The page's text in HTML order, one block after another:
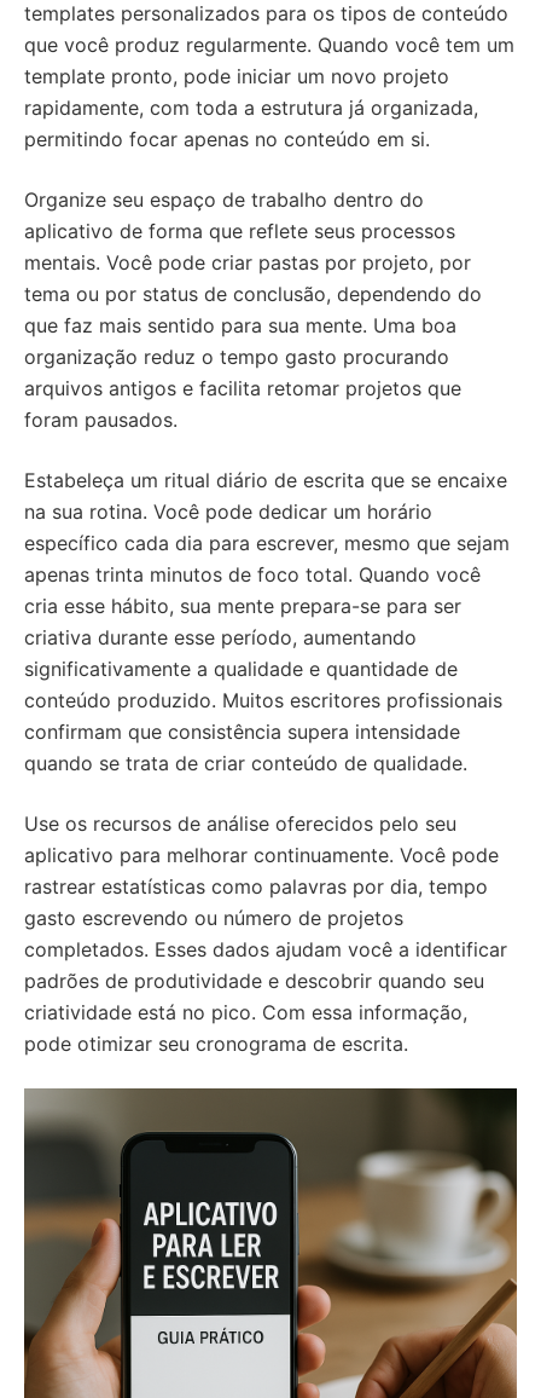
templates personalizados para os tipos de conteúdo
que você produz regularmente. Quando você tem um
template pronto, pode iniciar um novo projeto
rapidamente, com toda a estrutura já organizada,
permitindo focar apenas no conteúdo em si.
Organize seu espaço de trabalho dentro do
aplicativo de forma que reflete seus processos
mentais. Você pode criar pastas por projeto, por
tema ou por status de conclusão, dependendo do
que faz mais sentido para sua mente. Uma boa
organização reduz o tempo gasto procurando
arquivos antigos e facilita retomar projetos que
foram pausados.
Estabeleça um ritual diário de escrita que se encaixe
na sua rotina. Você pode dedicar um horário
específico cada dia para escrever, mesmo que sejam
apenas trinta minutos de foco total. Quando você
cria esse hábito, sua mente prepara-se para ser
criativa durante esse período, aumentando
significativamente a qualidade e quantidade de
conteúdo produzido. Muitos escritores profissionais
confirmam que consistência supera intensidade
quando se trata de criar conteúdo de qualidade.
Use os recursos de análise oferecidos pelo seu
aplicativo para melhorar continuamente. Você pode
rastrear estatísticas como palavras por dia, tempo
gasto escrevendo ou número de projetos
completados. Esses dados ajudam você a identificar
padrões de produtividade e descobrir quando seu
criatividade está no pico. Com essa informação,
pode otimizar seu cronograma de escrita.